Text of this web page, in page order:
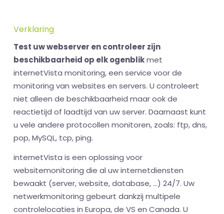
Verklaring
Test uw webserver en controleer zijn
beschikbaarheid op elk ogenblikmet
internetVista monitoring, een service voor de
monitoring van websites en servers. U controleert
niet alleen de beschikbaarheid maar ook de
reactietijd of laadtijd van uw server. Daarnaast kunt
u vele andere protocollen monitoren, zoals: ftp, dns,
pop, MySQL, tcp, ping.
internetVista is een oplossing voor
websitemonitoring die al uw internetdiensten
bewaakt (server, website, database, ...) 24/7. Uw
netwerkmonitoring gebeurt dankzij multipele
controlelocaties in Europa, de VS en Canada. U